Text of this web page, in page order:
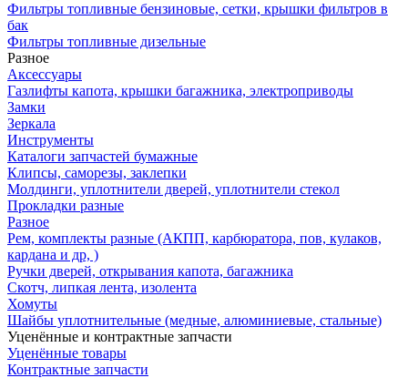
Фильтры топливные бензиновые, сетки, крышки фильтров в
бак
Фильтры топливные дизельные
Разное
Аксесcуары
Газлифты капота, крышки багажника, электроприводы
Замки
Зеркала
Инструменты
Каталоги запчастей бумажные
Клипсы, саморезы, заклепки
Молдинги, уплотнители дверей, уплотнители стекол
Прокладки разные
Разное
Рем, комплекты разные (АКПП, карбюратора, пов, кулаков,
кардана и др, )
Ручки дверей, открывания капота, багажника
Скотч, липкая лента, изолента
Хомуты
Шайбы уплотнительные (медные, алюминиевые, стальные)
Уценённые и контрактные запчасти
Уценённые товары
Контрактные запчасти